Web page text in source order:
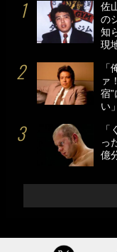
佐
の
知
現
ァ
宿
い
っ
億